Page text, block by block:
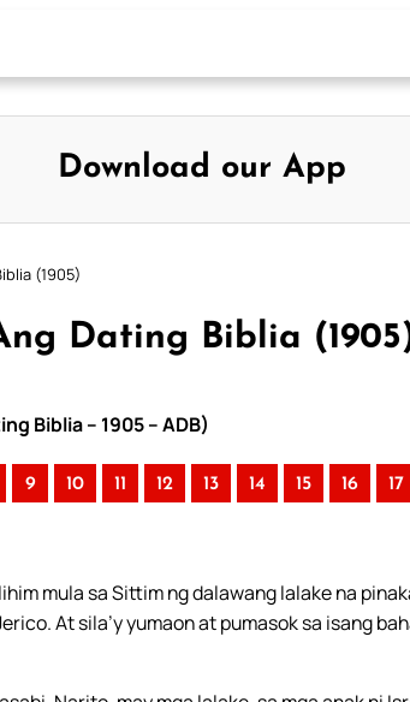
Download our App
(1905)
Dating Biblia
Biblia – 1905 – ADB)
9 10 11 12 13 14 15 16 17
mula sa Sittim ng dalawang lalake na
At sila’y yumaon at pumasok sa isang